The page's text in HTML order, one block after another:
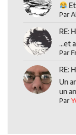
Par
RE:
...et
Par
RE:
Un
un
Par